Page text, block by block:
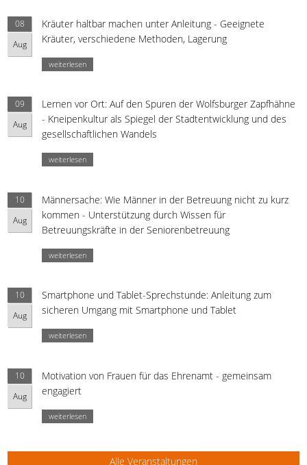
08
Aug
Kräuter haltbar machen unter Anleitung - Geeignete
Kräuter, verschiedene Methoden, Lagerung
weiterlesen
09
Aug
Lernen vor Ort: Auf den Spuren der Wolfsburger Zapfhähne
- Kneipenkultur als Spiegel der Stadtentwicklung und des
gesellschaftlichen Wandels
weiterlesen
10
Aug
Männersache: Wie Männer in der Betreuung nicht zu kurz
kommen - Unterstützung durch Wissen für
Betreuungskräfte in der Seniorenbetreuung
weiterlesen
10
Aug
Smartphone und Tablet-Sprechstunde: Anleitung zum
sicheren Umgang mit Smartphone und Tablet
weiterlesen
10
Aug
Motivation von Frauen für das Ehrenamt - gemeinsam
engagiert
weiterlesen
Alle Veranstaltungen